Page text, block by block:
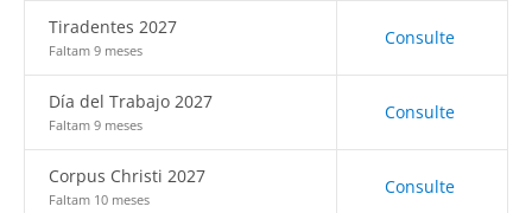
Tiradentes 2027
Faltam 9 meses
Consulte
Día del Trabajo 2027
Faltam 9 meses
Consulte
Corpus Christi 2027
Faltam 10 meses
Consulte